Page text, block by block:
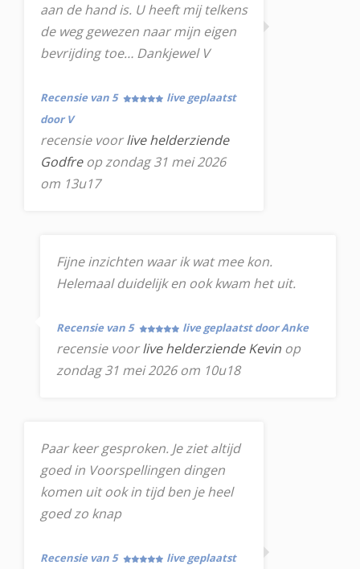
aan de hand is. U heeft mij telkens
de weg gewezen naar mijn eigen
bevrijding toe… Dankjewel V
Recensie van 5
live geplaatst
door V
recensie voorlive helderziende
Godfreop zondag 31 mei 2026
om 13u17
Fijne inzichten waar ik wat mee kon.
Helemaal duidelijk en ook kwam het uit.
Recensie van 5 live geplaatst door Anke
recensie voorlive helderziende Kevin op
zondag 31 mei 2026 om 10u18
Paar keer gesproken. Je ziet altijd
goed in Voorspellingen dingen
komen uit ook in tijd ben je heel
goed zo knap
Recensie van 5 live geplaatst